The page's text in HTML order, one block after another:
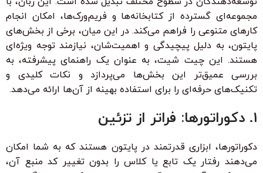
مجموعه‌ای گسترده از کتابخانه‌ها و فریم‌ورک‌ها، امکان انجام
کارهای متنوعی را فراهم می‌کند. در این میان، برخی از بخش‌های
پایتون، به دلیل پیچیدگی و اهمیت‌شان، نیازمند توجه ویژه‌ای
هستند. این چیت شیت، به عنوان یک راهنمای پیشرفته، به
بررسی عمیق‌تر این بخش‌ها می‌پردازد و نکات کلیدی و
تکنیک‌های حرفه‌ای را برای استفاده بهینه از آن‌ها ارائه می‌دهد.
1. دکوراتورها: فراتر از تزئین
دکوراتورها، ابزاری قدرتمند در پایتون هستند که به شما امکان
می‌دهند رفتار یک تابع یا کلاس را بدون تغییر کد منبع آن،